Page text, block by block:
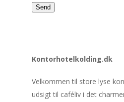
Kontorhotelkolding.dk
Velkommen til store lyse
udsigt til caféliv i det